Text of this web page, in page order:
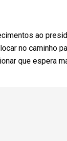
ao
no caminho
que espera